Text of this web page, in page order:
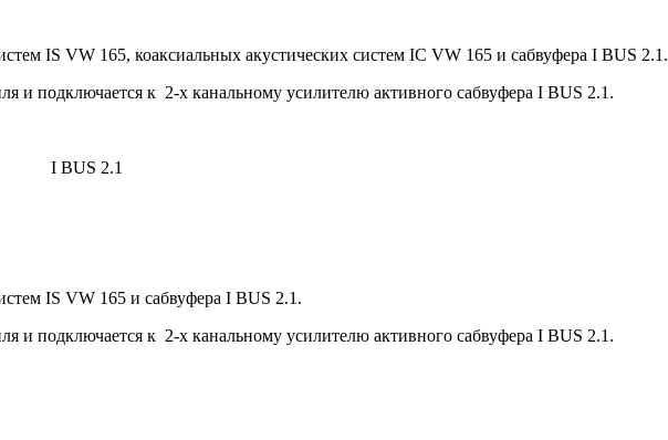
IS VW 165, коаксиальных акустических систем IC VW 165 и сабвуфера I BUS 2.1.
и подключается к 2-х канальному усилителю активного сабвуфера I BUS 2.1.
I BUS 2.1
IS VW 165 и сабвуфера I BUS 2.1.
и подключается к 2-х канальному усилителю активного сабвуфера I BUS 2.1.